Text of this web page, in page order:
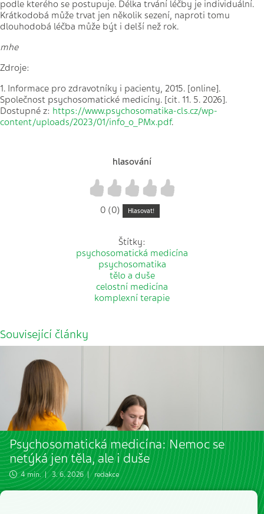
podle kterého se postupuje. Délka trvání léčby je individuální.
Krátkodobá může trvat jen několik sezení, naproti tomu
dlouhodobá léčba může být i delší než rok.
mhe
Zdroje:
1. Informace pro zdravotníky i pacienty, 2015. [online].
Společnost psychosomatické medicíny. [cit. 11. 5. 2026].
Dostupné z: https://www.psychosomatika-cls.cz/wp-
content/uploads/2023/01/info_o_PMx.pdf.
hlasování
4
3
2
1
0 (0) Hlasovat!
Štítky:
psychosomatická medicína
psychosomatika
tělo a duše
celostní medicína
komplexní terapie
Související články
Psychosomatická medicína: Nemoc se
netýká jen těla, ale i duše
4 min. | 3. 6. 2026 | redakce